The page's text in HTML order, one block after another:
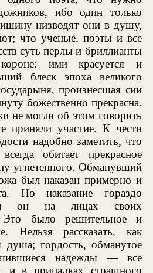
ибо один только
низводят они в душу,
что ученые, поэты и все
суть перлы и бриллианты
ими красуется и
блеск эпоха великого
произнесшая сии
божественно прекрасна.
не могли об этом говорить
приняли участие. К чести
надобно заметить, что
обитает прекрасное
угнетенного. Обманувший
был наказан примерно и
Но наказание гораздо
он на лицах своих
Это было решительное и
Нельзя рассказать, как
душа; гордость, обманутое
надежды — все
и в припадках страшного